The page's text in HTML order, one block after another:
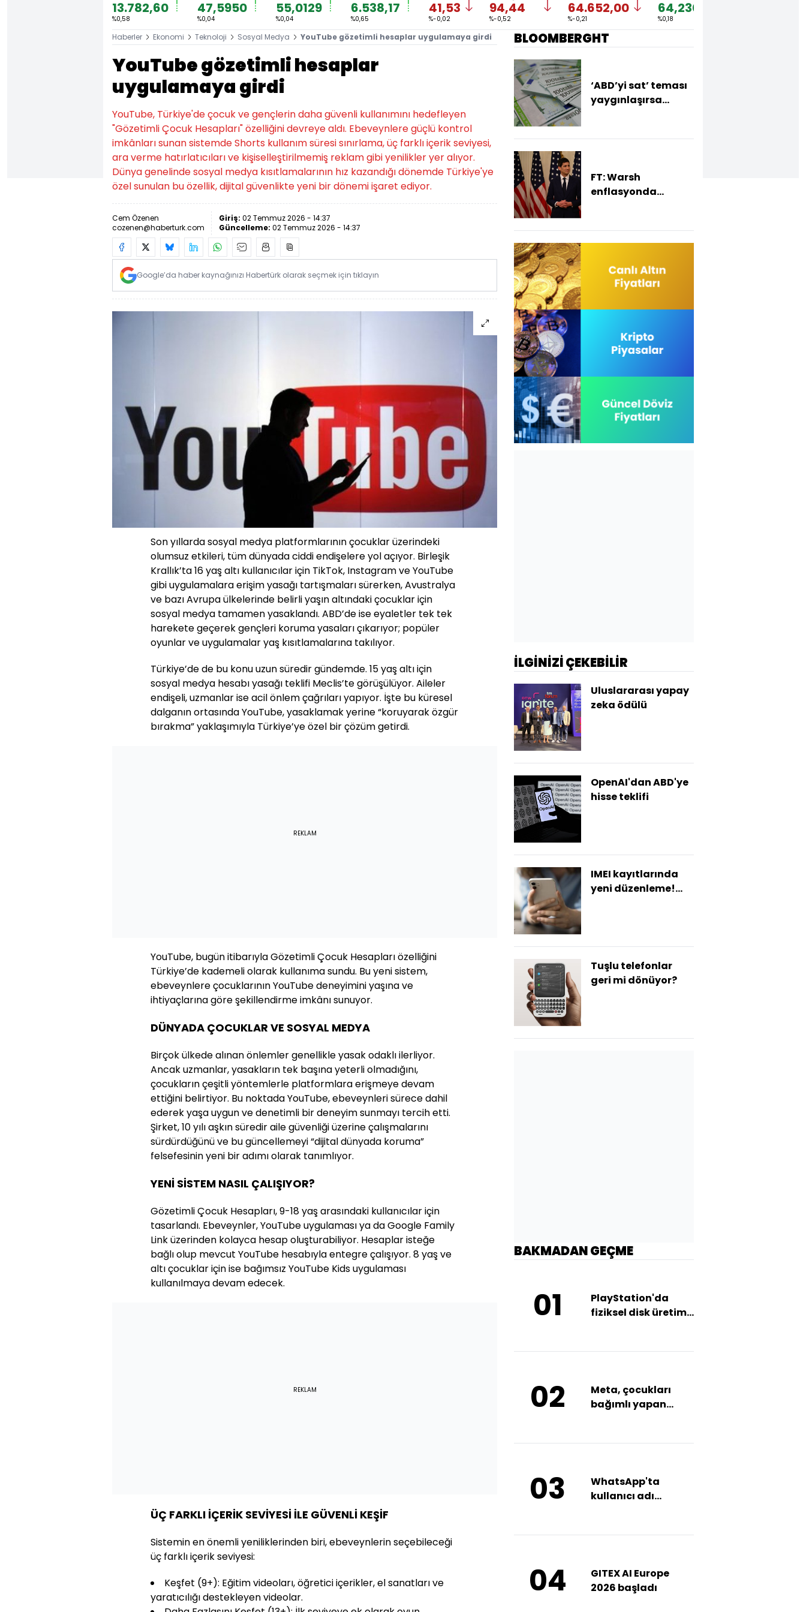
13.782,60
%0,58
47,5950
%0,04
55,0129
%0,04
6.538,17
%0,65
41,53
%-0,02
94,44
%-0,52
64.652,00
%-0,21
64,2307
%0,18
Haberler Ekonomi Teknoloji Sosyal Medya YouTube gözetimli hesaplar uygulamaya girdi
YouTube gözetimli hesaplar
uygulamaya girdi
YouTube, Türkiye'de çocuk ve gençlerin daha güvenli kullanımını hedefleyen
"Gözetimli Çocuk Hesapları" özelliğini devreye aldı. Ebeveynlere güçlü kontrol
imkânları sunan sistemde Shorts kullanım süresi sınırlama, üç farklı içerik seviyesi,
ara verme hatırlatıcıları ve kişiselleştirilmemiş reklam gibi yenilikler yer alıyor.
Dünya genelinde sosyal medya kısıtlamalarının hız kazandığı dönemde Türkiye'ye
özel sunulan bu özellik, dijital güvenlikte yeni bir dönemi işaret ediyor.
Cem Özenen
cozenen@haberturk.com
Giriş: 02 Temmuz 2026 - 14:37
Güncelleme: 02 Temmuz 2026 - 14:37
Google’da haber kaynağınızı Habertürk olarak seçmek için tıklayın
Son yıllarda sosyal medya platformlarının çocuklar üzerindeki
olumsuz etkileri, tüm dünyada ciddi endişelere yol açıyor. Birleşik
Krallık’ta 16 yaş altı kullanıcılar için TikTok, Instagram ve YouTube
gibi uygulamalara erişim yasağı tartışmaları sürerken, Avustralya
ve bazı Avrupa ülkelerinde belirli yaşın altındaki çocuklar için
sosyal medya tamamen yasaklandı. ABD’de ise eyaletler tek tek
harekete geçerek gençleri koruma yasaları çıkarıyor; popüler
oyunlar ve uygulamalar yaş kısıtlamalarına takılıyor.
Türkiye’de de bu konu uzun süredir gündemde. 15 yaş altı için
sosyal medya hesabı yasağı teklifi Meclis’te görüşülüyor. Aileler
endişeli, uzmanlar ise acil önlem çağrıları yapıyor. İşte bu küresel
dalganın ortasında YouTube, yasaklamak yerine “koruyarak özgür
bırakma” yaklaşımıyla Türkiye’ye özel bir çözüm getirdi.
REKLAM
YouTube, bugün itibarıyla Gözetimli Çocuk Hesapları özelliğini
Türkiye’de kademeli olarak kullanıma sundu. Bu yeni sistem,
ebeveynlere çocuklarının YouTube deneyimini yaşına ve
ihtiyaçlarına göre şekillendirme imkânı sunuyor.
DÜNYADA ÇOCUKLAR VE SOSYAL MEDYA
Birçok ülkede alınan önlemler genellikle yasak odaklı ilerliyor.
Ancak uzmanlar, yasakların tek başına yeterli olmadığını,
çocukların çeşitli yöntemlerle platformlara erişmeye devam
ettiğini belirtiyor. Bu noktada YouTube, ebeveynleri sürece dahil
ederek yaşa uygun ve denetimli bir deneyim sunmayı tercih etti.
Şirket, 10 yılı aşkın süredir aile güvenliği üzerine çalışmalarını
sürdürdüğünü ve bu güncellemeyi “dijital dünyada koruma”
felsefesinin yeni bir adımı olarak tanımlıyor.
YENİ SİSTEM NASIL ÇALIŞIYOR?
Gözetimli Çocuk Hesapları, 9-18 yaş arasındaki kullanıcılar için
tasarlandı. Ebeveynler, YouTube uygulaması ya da Google Family
Link üzerinden kolayca hesap oluşturabiliyor. Hesaplar isteğe
bağlı olup mevcut YouTube hesabıyla entegre çalışıyor. 8 yaş ve
altı çocuklar için ise bağımsız YouTube Kids uygulaması
kullanılmaya devam edecek.
REKLAM
ÜÇ FARKLI İÇERİK SEVİYESİ İLE GÜVENLİ KEŞİF
Sistemin en önemli yeniliklerinden biri, ebeveynlerin seçebileceği
üç farklı içerik seviyesi:
Keşfet (9+): Eğitim videoları, öğretici içerikler, el sanatları ve
yaratıcılığı destekleyen videolar.
BLOOMBERGHT
‘ABD’yi sat’ teması
yaygınlaşırsa
FT: Warsh
enflasyonda
İLGİNİZİ ÇEKEBİLİR
Uluslararası yapay
zeka ödülü
OpenAI'dan ABD'ye
hisse teklifi
IMEI kayıtlarında
yeni düzenleme!
Tuşlu telefonlar
geri mi dönüyor?
BAKMADAN GEÇME
01
PlayStation'da
fiziksel disk üretimi
02
Meta, çocukları
bağımlı yapan
suçlanıyor
03
WhatsApp'ta
kullanıcı adı
04
GITEX AI Europe
2026 başladı